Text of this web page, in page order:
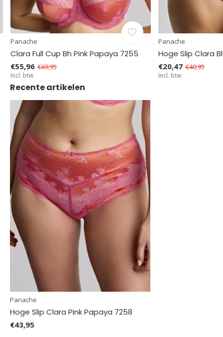
Panache
Clara Full Cup Bh Pink Papaya 7255
€55,96 €69,95
Incl. btw
Panache
Hoge Slip Clara
€20,47 €40,95
Incl. btw
Recente artikelen
Panache
Hoge Slip Clara Pink Papaya 7258
€43,95